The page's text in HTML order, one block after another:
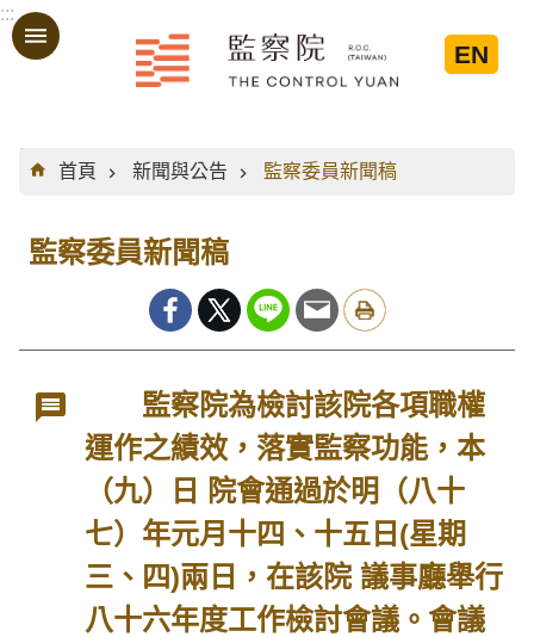
跳到主要內容區塊
:::
EN
:::
首頁
新聞與公告 監察委員新聞稿
監察委員新聞稿
監察院為檢討該院各項職權
運作之績效，落實監察功能，本
（九）日 院會通過於明（八十
七）年元月十四、十五日(星期
三、四)兩日，在該院 議事廳舉行
八十六年度工作檢討會議。會議